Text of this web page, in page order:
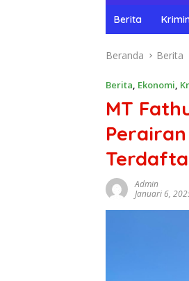
Berita
Beranda Berita
Berita, Ekonomi,
MT
Admin
Januari 6,